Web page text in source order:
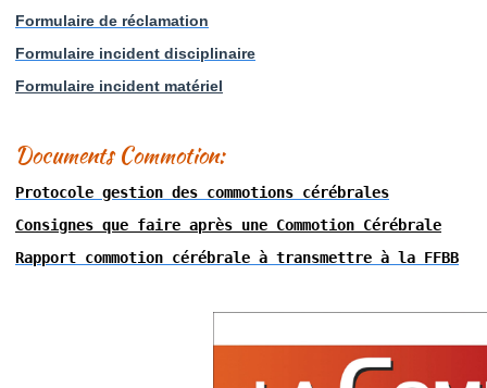
Formulaire de réclamation
Formulaire incident disciplinaire
Formulaire incident matériel
Documents Commotion:
Protocole gestion des commotions cérébrales
Consignes que faire après une Commotion Cérébrale
Rapport commotion cérébrale à transmettre à la FFBB